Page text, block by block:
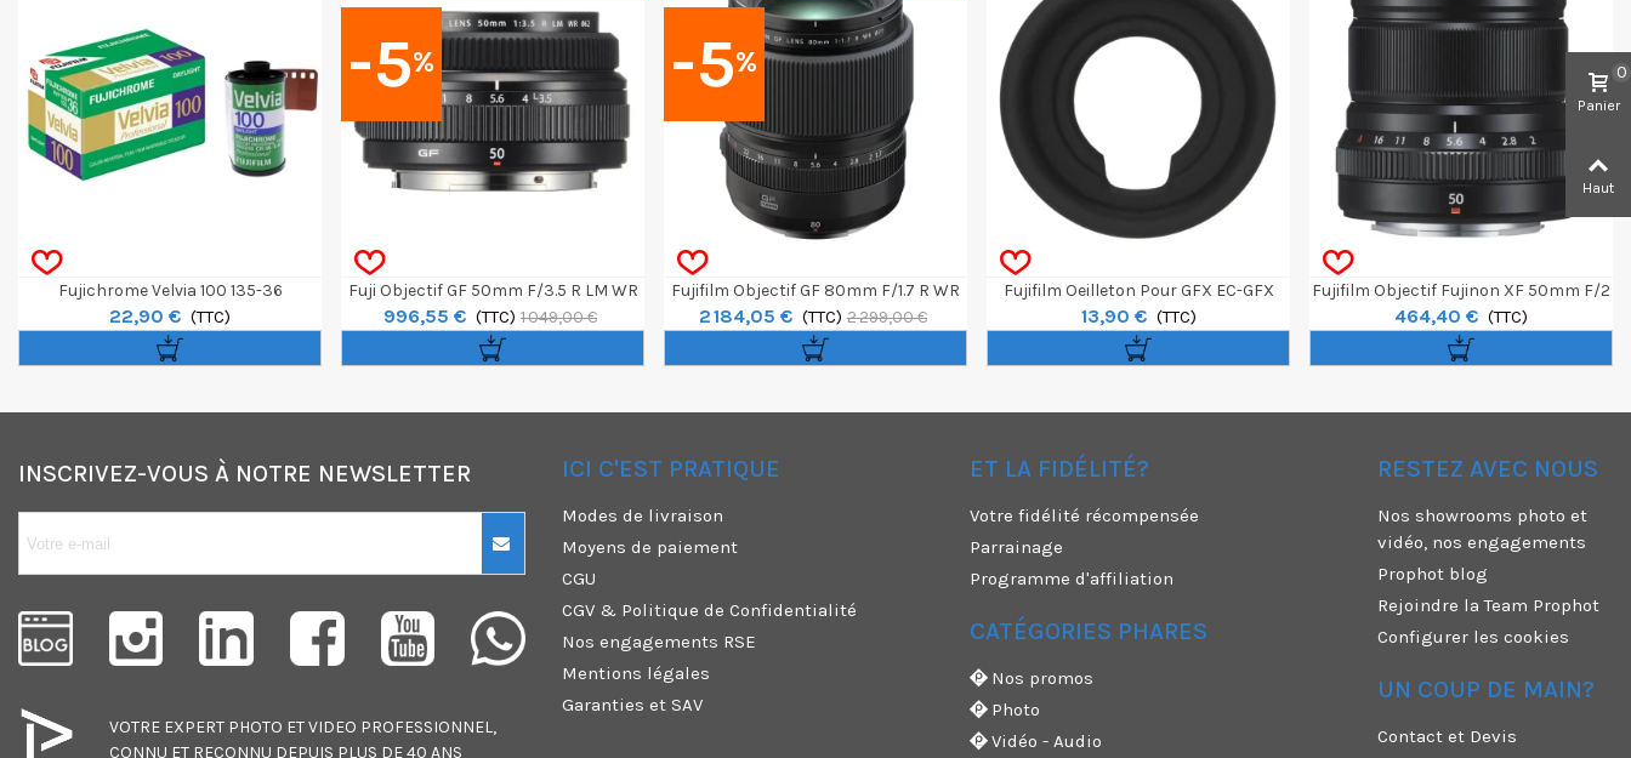
Fujichrome Velvia 100 135-36
22,90 € (TTC)
-5%
Fuji Objectif GF 50mm F/3.5 R LM WR
996,55 € (TTC) 1 049,00 €
-5%
Fujifilm Objectif GF 80mm F/1.7 R WR
2 184,05 € (TTC) 2 299,00 €
Fujifilm Oeilleton Pour GFX EC-GFX
13,90 € (TTC)
Fujifilm Objectif Fujinon XF 50mm F/2
R WR NOIR
464,40 € (TTC)
INSCRIVEZ-VOUS À NOTRE NEWSLETTER
VOTRE EXPERT PHOTO ETVIDEO PROFESSIONNEL,
CONNU ET RECONNU DEPUIS PLUS DE 40 ANS
ICI C'EST PRATIQUE
Modes de livraison
Moyens de paiement
CGU
CGV & Politique de Confidentialité
Nos engagements RSE
Mentions légales
Garanties et SAV
ET LA FIDÉLITÉ?
Votre fidélité récompensée
Parrainage
Programme d'affiliation
CATÉGORIES PHARES
Nos promos
Photo
Vidéo - Audio
RESTEZ AVEC NOUS
Nos showrooms photo et
vidéo, nos engagements
Prophot blog
Rejoindre la Team Prophot
Configurer les cookies
UN COUP DE MAIN?
Contact et Devis
Panier
0
Haut
10€ OFFERTS sur
votre premier
achat !
Consultez notre politique de
confidentialité.